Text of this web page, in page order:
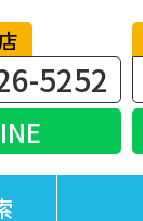
5252